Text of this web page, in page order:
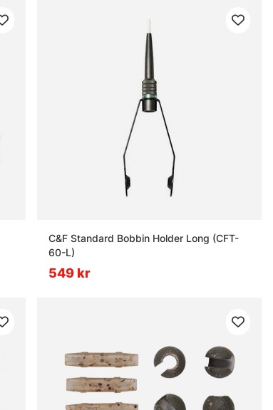
C&F Standard Bobbin Holder Long (CFT-
60-L)
549 kr